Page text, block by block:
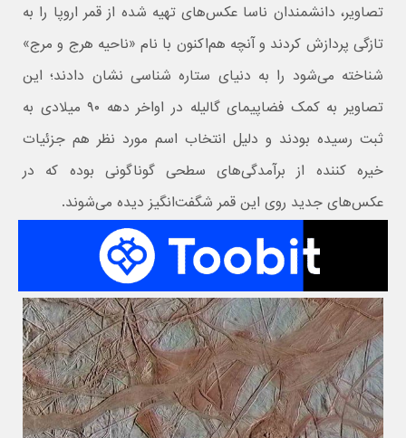
تصاویر، دانشمندان ناسا عکس‌های تهیه شده از قمر اروپا را به
تازگی پردازش کردند و آنچه هم‌اکنون با نام «ناحیه هرج و مرج»
شناخته می‌شود را به دنیای ستاره شناسی نشان دادند؛ این
تصاویر به کمک فضاپیمای گالیله در اواخر دهه ۹۰ میلادی به
ثبت رسیده بودند و دلیل انتخاب اسم مورد نظر هم جزئیات
خیره کننده از برآمدگی‌های سطحی گوناگونی بوده که در
عکس‌های جدید روی این قمر شگفت‌انگیز دیده می‌شوند.